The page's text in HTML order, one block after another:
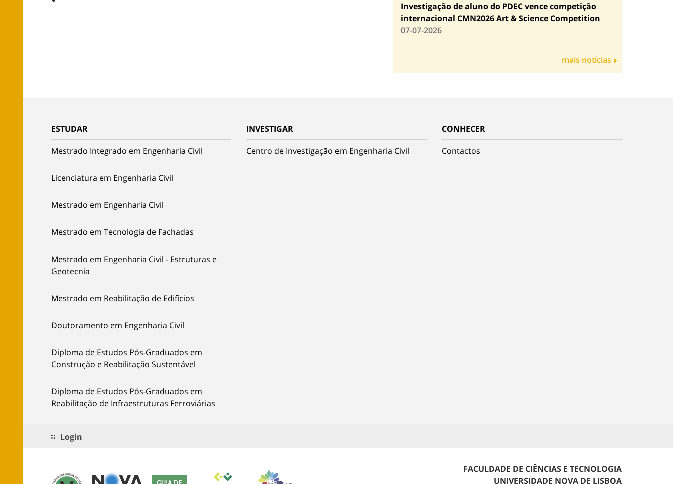
Investigação de aluno do PDEC vence competição
internacional CMN2026 Art & Science Competition
07-07-2026
mais notícias
ESTUDAR
Mestrado Integrado em Engenharia Civil
Licenciatura em Engenharia Civil
Mestrado em Engenharia Civil
Mestrado em Tecnologia de Fachadas
Mestrado em Engenharia Civil - Estruturas e
Geotecnia
Mestrado em Reabilitação de Edifícios
Doutoramento em Engenharia Civil
Diploma de Estudos Pós-Graduados em
Construção e Reabilitação Sustentável
Diploma de Estudos Pós-Graduados em
Reabilitação de Infraestruturas Ferroviárias
INVESTIGAR
Centro de Investigação em Engenharia Civil
CONHECER
Contactos
Login
FACULDADE DE CIÊNCIAS E TECNOLOGIA
UNIVERSIDADE NOVA DE LISBOA